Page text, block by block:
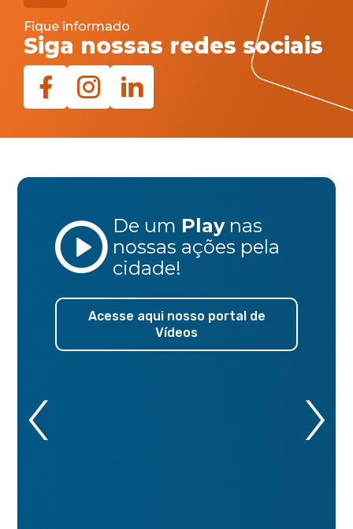
Fique informado
Siga nossas redes sociais
De um Play nas
nossas ações pela
cidade!
Acesse aqui nosso portal de
Vídeos
‹ ›